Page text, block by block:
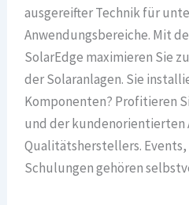
ausgereifter Technik für
Anwendungsbereiche. Mit
SolarEdge maximieren Sie
der Solaranlagen. Sie
Komponenten? Profitieren
und der kundenorientierten
Qualitätsherstellers. Events,
Schulungen gehören